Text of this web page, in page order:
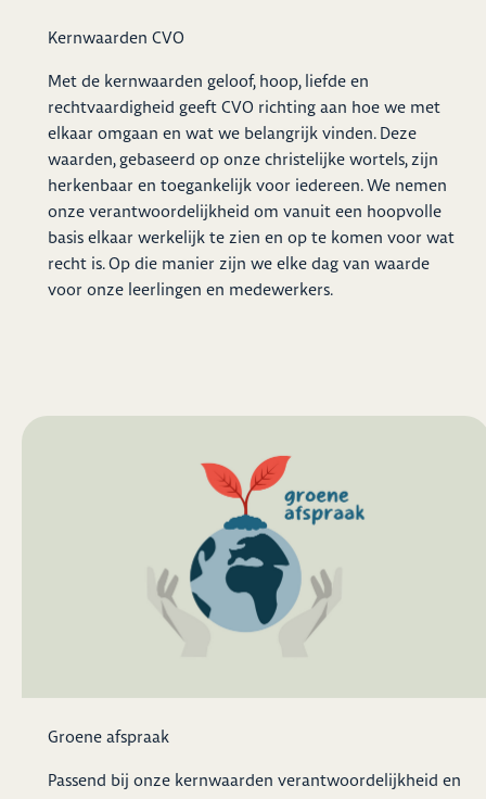
Kernwaarden CVO
Met de kernwaarden geloof, hoop, liefde en
rechtvaardigheid geeft CVO richting aan hoe we met
elkaar omgaan en wat we belangrijk vinden. Deze
waarden, gebaseerd op onze christelijke wortels, zijn
herkenbaar en toegankelijk voor iedereen. We nemen
onze verantwoordelijkheid om vanuit een hoopvolle
basis elkaar werkelijk te zien en op te komen voor wat
recht is. Op die manier zijn we elke dag van waarde
voor onze leerlingen en medewerkers.
Groene afspraak
Passend bij onze kernwaarden verantwoordelijkheid en